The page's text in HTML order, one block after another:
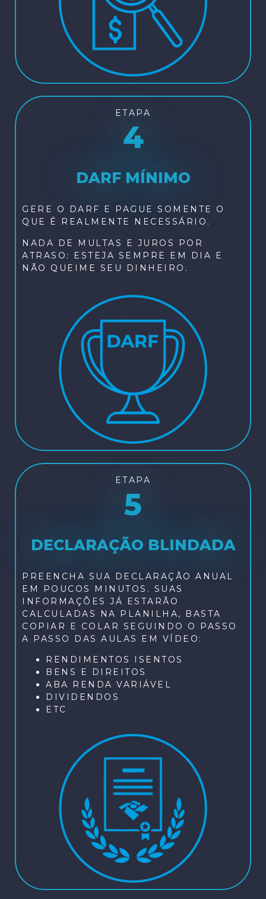
ETAPA
4
DARF MÍNIMO
GERE O DARF E PAGUE SOMENTE O
QUE É REALMENTE NECESSÁRIO.
NADA DE MULTAS E JUROS POR
ATRASO: ESTEJA SEMPRE EM DIA E
NÃO QUEIME SEU DINHEIRO.
ETAPA
5
DECLARAÇÃO BLINDADA
PREENCHA SUA DECLARAÇÃO ANUAL
EM POUCOS MINUTOS. SUAS
INFORMAÇÕES JÁ ESTARÃO
CALCULADAS NA PLANILHA, BASTA
COPIAR E COLAR SEGUINDO O PASSO
A PASSO DAS AULAS EM VÍDEO:
RENDIMENTOS ISENTOS
BENS E DIREITOS
ABA RENDA VARIÁVEL
DIVIDENDOS
ETC